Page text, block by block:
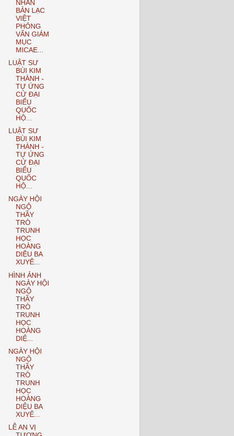
NHÂN
BẢN LẠC
VIỆT
PHỎNG
VẤN GIÁM
MỤC
MICAE...
LUẬT SƯ
BÙI KIM
THÀNH -
TỰ ỨNG
CỬ ĐẠI
BIỂU
QUỐC
HỘ...
LUẬT SƯ
BÙI KIM
THÀNH -
TỰ ỨNG
CỬ ĐẠI
BIỂU
QUỐC
HỘ...
NGÀY HỘI
NGỘ
THẦY
TRÒ
TRUNH
HỌC
HOÀNG
DIỆU BA
XUYÊ...
HÌNH ẢNH
NGÀY HỘI
NGỘ
THẦY
TRÒ
TRUNH
HỌC
HOÀNG
DIỆ...
NGÀY HỘI
NGỘ
THẦY
TRÒ
TRUNH
HỌC
HOÀNG
DIỆU BA
XUYÊ...
LỄ AN VỊ